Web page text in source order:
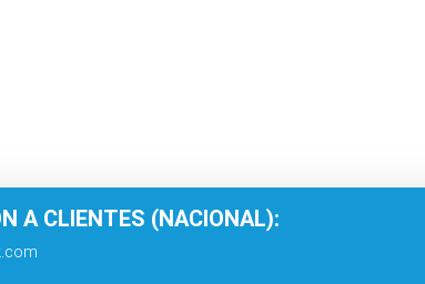
A CLIENTES (NACIONAL):